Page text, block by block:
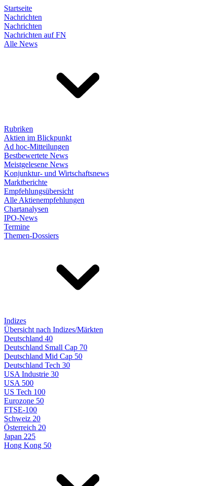
Startseite
Nachrichten
Nachrichten
Nachrichten auf FN
Alle News
Rubriken
Aktien im Blickpunkt
Ad hoc-Mitteilungen
Bestbewertete News
Meistgelesene News
Konjunktur- und Wirtschaftsnews
Marktberichte
Empfehlungsübersicht
Alle Aktienempfehlungen
Chartanalysen
IPO-News
Termine
Themen-Dossiers
Indizes
Übersicht nach Indizes/Märkten
Deutschland 40
Deutschland Small Cap 70
Deutschland Mid Cap 50
Deutschland Tech 30
USA Industrie 30
USA 500
US Tech 100
Eurozone 50
FTSE-100
Schweiz 20
Österreich 20
Japan 225
Hong Kong 50